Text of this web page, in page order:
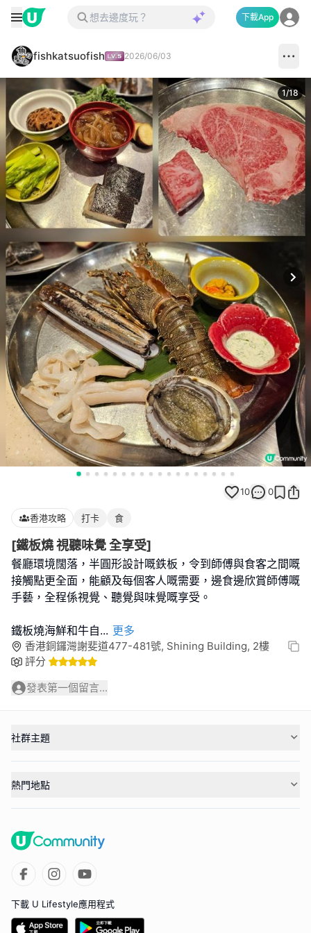
下載App
fishkatsuofish 2026/06/03
1/18
10 0
香港攻略 打卡 食
[鐵板燒 視聽味覺 全享受]
餐廳環境闊落，半圓形設計嘅鉄板，令到師傅與食客之間嘅
接觸點更全面，能顧及每個客人嘅需要，邊食邊欣賞師傅嘅
手藝，全程係視覺、聽覺與味覺嘅享受。
鐵板燒海鮮和牛自... 更多
香港銅鑼灣謝斐道477-481號, Shining Building, 2樓
評分
發表第一個留言...
社群主題
熱門地點
下載 U Lifestyle應用程式